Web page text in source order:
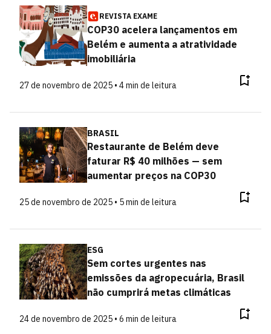
REVISTA EXAME
COP30 acelera lançamentos em
Belém e aumenta a atratividade
imobiliária
27 de novembro de 2025 • 4 min de leitura
BRASIL
Restaurante de Belém deve
faturar R$ 40 milhões — sem
aumentar preços na COP30
25 de novembro de 2025 • 5 min de leitura
ESG
Sem cortes urgentes nas
emissões da agropecuária, Brasil
não cumprirá metas climáticas
24 de novembro de 2025 • 6 min de leitura